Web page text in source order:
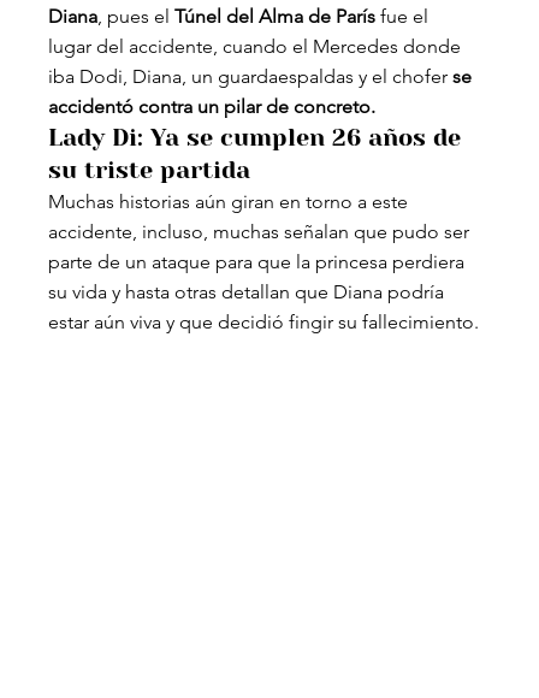
Diana, pues el Túnel del Alma de París fue el
lugar del accidente, cuando el Mercedes donde
iba Dodi, Diana, un guardaespaldas y el chofer se
accidentó contra un pilar de concreto.
Lady Di: Ya se cumplen 26 años de
su triste partida
Muchas historias aún giran en torno a este
accidente, incluso, muchas señalan que pudo ser
parte de un ataque para que la princesa perdiera
su vida y hasta otras detallan que Diana podría
estar aún viva y que decidió fingir su fallecimiento.